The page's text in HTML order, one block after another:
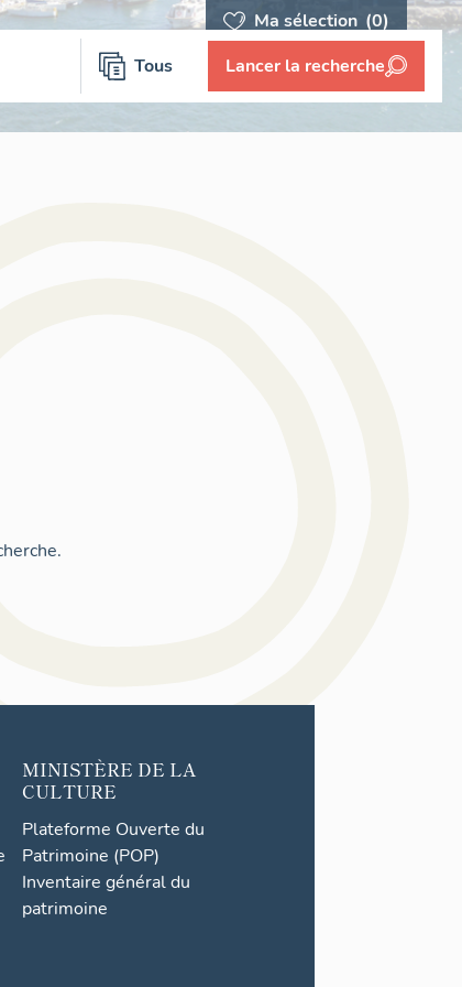
Ma sélection (0)
Tous Lancer la recherche
MINISTÈRE DE LA
CULTURE
Plateforme Ouverte du
Patrimoine (POP)
Inventaire général du
patrimoine